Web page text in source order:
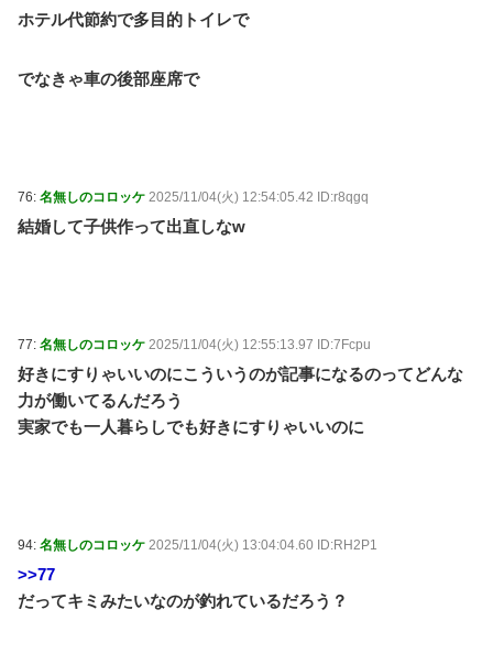
ホテル代節約で多目的トイレで
でなきゃ車の後部座席で
76: 名無しのコロッケ 2025/11/04(火) 12:54:05.42 ID:r8qgq
結婚して子供作って出直しなw
77: 名無しのコロッケ 2025/11/04(火) 12:55:13.97 ID:7Fcpu
好きにすりゃいいのにこういうのが記事になるのってどんな
力が働いてるんだろう
実家でも一人暮らしでも好きにすりゃいいのに
94: 名無しのコロッケ 2025/11/04(火) 13:04:04.60 ID:RH2P1
>>77
だってキミみたいなのが釣れているだろう？